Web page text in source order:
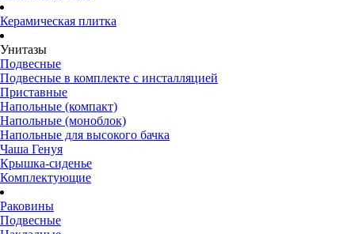
Керамическая плитка
Унитазы
Подвесные
Подвесные в комплекте с инсталляцией
Приставные
Напольные (компакт)
Напольные (моноблок)
Напольные для высокого бачка
Чаша Генуя
Крышка-сиденье
Комплектующие
Раковины
Подвесные